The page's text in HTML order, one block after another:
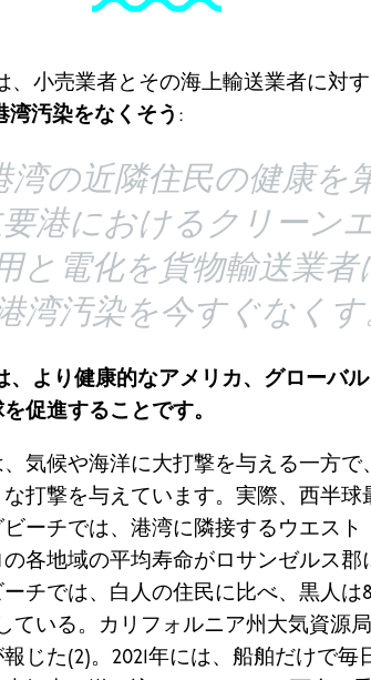
小売業者とその海上輸送業者に対
湾汚染をなくそう :
湾の近隣住民の健康を
港におけるクリーン
と電化を貨物輸送業者
湾汚染を今すぐなく
より健康的なアメリカ、グローバ
促進することです。
気候や海洋に大打撃を与える一方で
打撃を与えています。実際、西半球
ーチでは、港湾に隣接するウエスト
各地域の平均寿命がロサンゼルス郡
チでは、白人の住民に比べ、黒人は
ている。カリフォルニア州大気資源局
じた(2)。 2021年には、船舶だけで毎